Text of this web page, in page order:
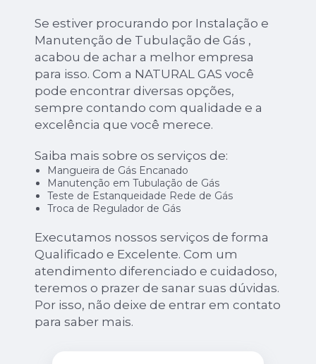
Se estiver procurando por Instalação e
Manutenção de Tubulação de Gás ,
acabou de achar a melhor empresa
para isso. Com a NATURAL GAS você
pode encontrar diversas opções,
sempre contando com qualidade e a
excelência que você merece.
Saiba mais sobre os serviços de:
Mangueira de Gás Encanado
Manutenção em Tubulação de Gás
Teste de Estanqueidade Rede de Gás
Troca de Regulador de Gás
Executamos nossos serviços de forma
Qualificado e Excelente. Com um
atendimento diferenciado e cuidadoso,
teremos o prazer de sanar suas dúvidas.
Por isso, não deixe de entrar em contato
para saber mais.